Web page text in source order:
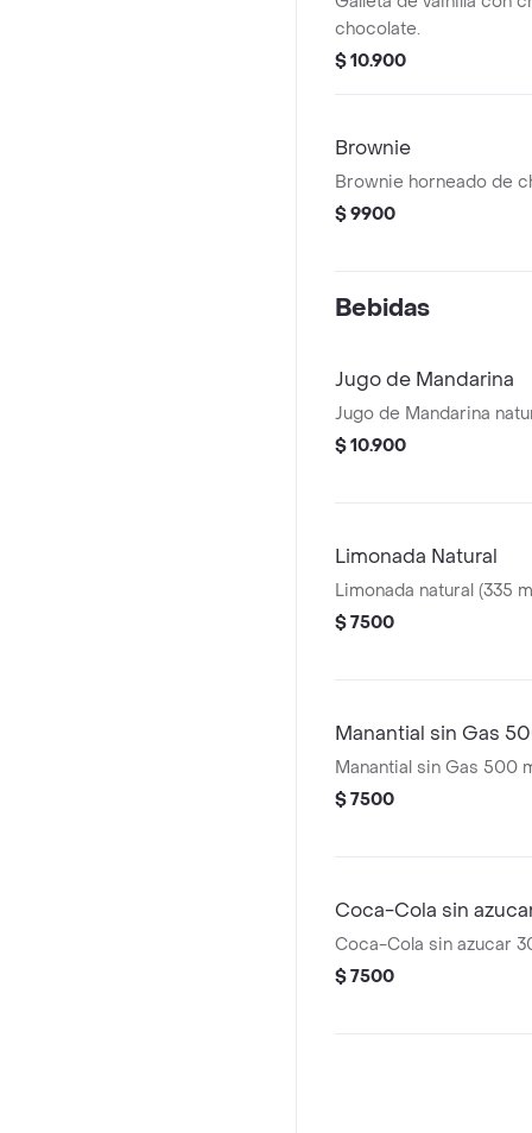
chocolate.
$ 10.900
Brownie
Brownie horneado de
$ 9900
Bebidas
Jugo de Mandarina
Jugo de Mandarina
$ 10.900
Limonada Natural
Limonada natural (335
$ 7500
Manantial sin Gas
Manantial sin Gas 500
$ 7500
Coca-Cola sin
Coca-Cola sin azucar
$ 7500